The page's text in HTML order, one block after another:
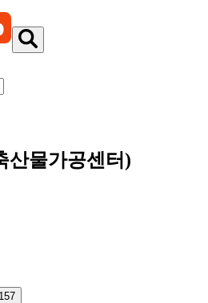
산물가공센터)
157